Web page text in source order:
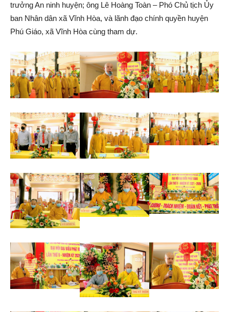
trưởng An ninh huyện; ông Lê Hoàng Toàn – Phó Chủ tịch Ủy
ban Nhân dân xã Vĩnh Hòa, và lãnh đạo chính quyền huyện
Phú Giáo, xã Vĩnh Hòa cùng tham dự.